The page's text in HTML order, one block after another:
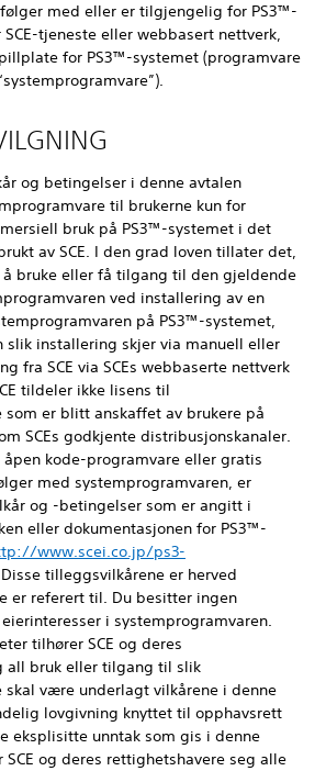
med eller er tilgjengelig for PS3™-
tjeneste eller webbasert nettverk,
for PS3™-systemet (programvare
og betingelser i denne avtalen
til brukerne kun for
bruk på PS3™-systemet i det
av SCE. I den grad loven tillater det,
bruke eller få tilgang til den gjeldende
ved installering av en
på PS3™-systemet,
slik installering skjer via manuell eller
fra SCE via SCEs webbaserte nettverk
tildeler ikke lisens til
som er blitt anskaffet av brukere på
SCEs godkjente distribusjonskanaler.
kode-programvare eller gratis
med systemprogramvaren, er
og -betingelser som er angitt i
eller dokumentasjonen for PS3™-
www.scei.co.jp/ps3-
tilleggsvilkårene er herved
er referert til. Du besitter ingen
i systemprogramvaren.
tilhører SCE og deres
all bruk eller tilgang til slik
skal være underlagt vilkårene i denne
lovgivning knyttet til opphavsrett
eksplisitte unntak som gis i denne
og deres rettighetshavere seg alle